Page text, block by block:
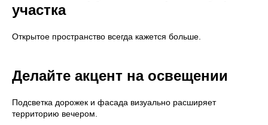
участка
Открытое пространство всегда кажется больше.
Делайте акцент на освещении
Подсветка дорожек и фасада визуально расширяет
территорию вечером.
Меню